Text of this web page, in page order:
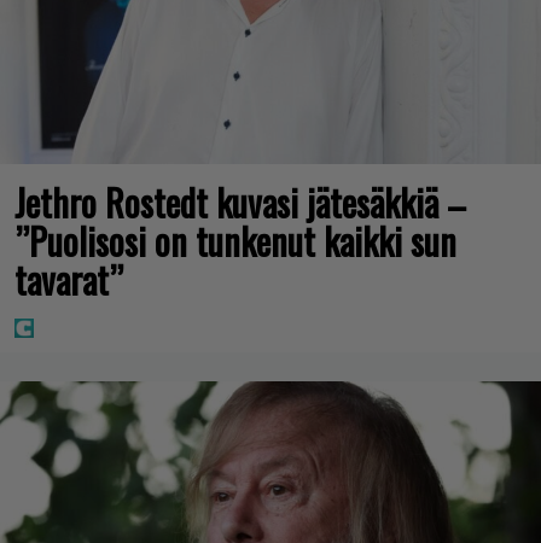
Jethro Rostedt kuvasi jätesäkkiä –
”Puolisosi on tunkenut kaikki sun
tavarat”